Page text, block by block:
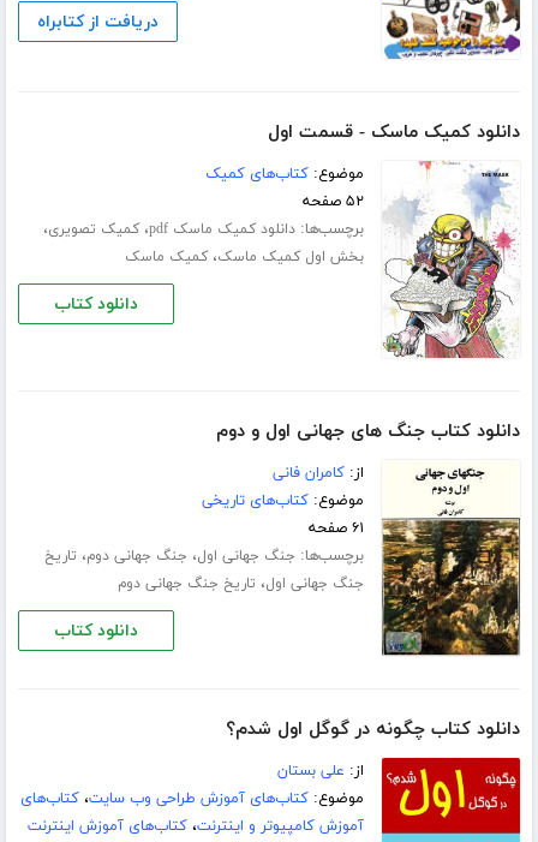
دریافت از کتابراه
دانلود کمیک ماسک - قسمت اول
موضوع:کتاب‌های کمیک
۵۲ صفحه
برچسب‌ها:دانلود کمیک ماسک pdf ،کمیک تصویری،
بخش اول کمیک ماسک،کمیک ماسک
دانلود کتاب
دانلود کتاب جنگ های جهانی اول و دوم
از:کامران فانی
موضوع:کتاب‌های تاریخی
۶۱ صفحه
برچسب‌ها: جنگ جهانی اول، جنگ جهانی دوم، تاریخ
جنگ جهانی اول، تاریخ جنگ جهانی دوم
دانلود کتاب
دانلود کتاب چگونه در گوگل اول شدم؟
از: علی بستان
موضوع:کتاب‌های آموزش طراحی وب سایت،کتاب‌های
آموزش کامپیوتر و اینترنت،کتاب‌های آموزش اینترنت